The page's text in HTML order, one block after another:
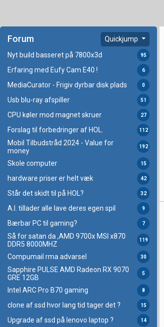
Forum Quickjump
Nyt build basseret på 7800x3d 95
Erfaring med Eufy Cam E40 ! 6
MediaCurator - Frigiv dyrbar disk plads 0
Usb blu-ray afspiller 51
CPU køler mod magnet skruer 27
Forslag til forbedringer af HOL. 112
Mobil Tilbudstråd 2024 - Value for
money
192
Skole computer 15
hardware priser er helt væk 42
Står det skidt til på HOL? 32
A.I. tillader alle lave deres egen spil 9
Bærbar PC til gaming? 7
Så for satan da ,AMD 9700x MSI x870
DDR5 8000MHZ
119
Compumail rma advarsel 30
Sapphire PULSE AMD Radeon RX 9070
GRE 12GB
5
Intel ARC Pro B70 gaming 8
clone af ssd hvor lang tid tager det ? 15
Upgrade af ssd på lenovo laptop ? 14